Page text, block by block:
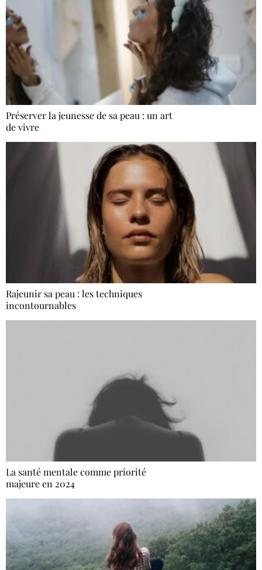
Préserver la jeunesse de sa peau : un art
de vivre
Rajeunir sa peau : les techniques
incontournables
La santé mentale comme priorité
majeure en 2024